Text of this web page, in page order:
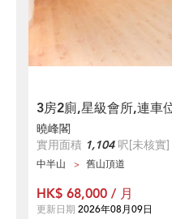
3房2廁,星級會所,連車
曉峰閣
實用面積 1,104呎[未核實]
中半山 舊山頂道
HK$ 68,000 / 月
更新日期 2026年08月09日